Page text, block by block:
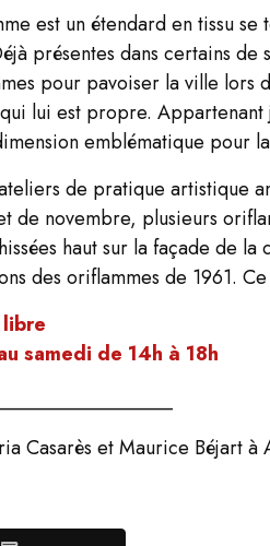
est un étendard en tissu
présentes dans certains
pour pavoiser la ville lors
lui est propre. Appartenant
emblématique pour
de pratique artistique
de novembre, plusieurs
haut sur la façade de
des oriflammes de 1961.
samedi de 14h à 18h
Casarès et Maurice Béjart
de